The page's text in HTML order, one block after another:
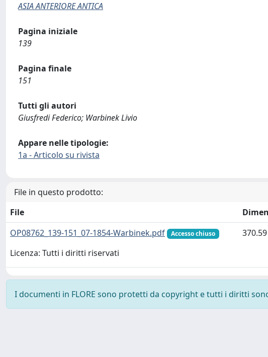
ASIA ANTERIORE ANTICA
Pagina iniziale
139
Pagina finale
151
Tutti gli autori
Giusfredi Federico; Warbinek Livio
Appare nelle tipologie:
1a - Articolo su rivista
File in questo prodotto:
File
OP08762_139-151_07-1854-Warbinek.pdf
Accesso chiuso
Licenza: Tutti i diritti riservati
I documenti in FLORE sono protetti da copyright e tutti i diritti